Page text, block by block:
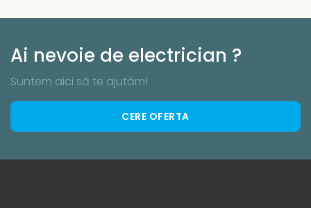
Ai nevoie de electrician ?
Suntem aici să te ajutăm!
CERE OFERTA